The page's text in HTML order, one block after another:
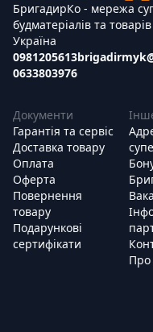
БригадирКо - мережа
будматеріалів та
Україна
0981205613
0633803976
Документи
Гарантія та сервіс
Доставка товару
Оплата
Оферта
Повернення
товару
Подарункові
сертифікати
Про